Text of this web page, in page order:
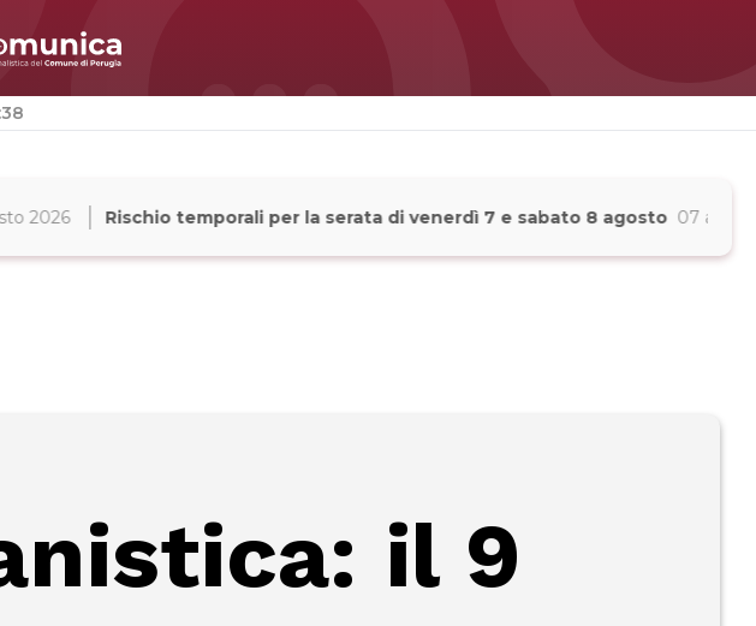
Rischio temporali per la serata di venerdì 7 e sabato 8 agosto 07 agosto 2026
il 9